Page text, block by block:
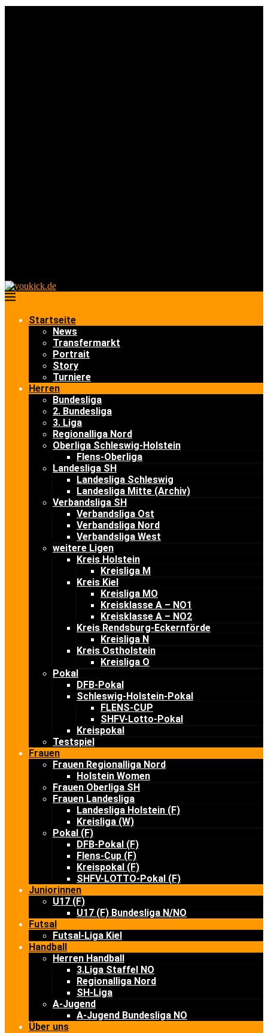
Startseite
News
Transfermarkt
Portrait
Story
Turniere
Herren
Bundesliga
2. Bundesliga
3. Liga
Regionalliga Nord
Oberliga Schleswig-Holstein
Flens-Oberliga
Landesliga SH
Landesliga Schleswig
Landesliga Mitte (Archiv)
Verbandsliga SH
Verbandsliga Ost
Verbandsliga Nord
Verbandsliga West
weitere Ligen
Kreis Holstein
Kreisliga M
Kreis Kiel
Kreisliga MO
Kreisklasse A – NO1
Kreisklasse A – NO2
Kreis Rendsburg-Eckernförde
Kreisliga N
Kreis Ostholstein
Kreisliga O
Pokal
DFB-Pokal
Schleswig-Holstein-Pokal
FLENS-CUP
SHFV-Lotto-Pokal
Kreispokal
Testspiel
Frauen
Frauen Regionalliga Nord
Holstein Women
Frauen Oberliga SH
Frauen Landesliga
Landesliga Holstein (F)
Kreisliga (W)
Pokal (F)
DFB-Pokal (F)
Flens-Cup (F)
Kreispokal (F)
SHFV-LOTTO-Pokal (F)
Juniorinnen
U17 (F)
U17 (F) Bundesliga N/NO
Futsal
Futsal-Liga Kiel
Handball
Herren Handball
3.Liga Staffel NO
Regionalliga Nord
SH-Liga
A-Jugend
A-Jugend Bundesliga NO
Über uns